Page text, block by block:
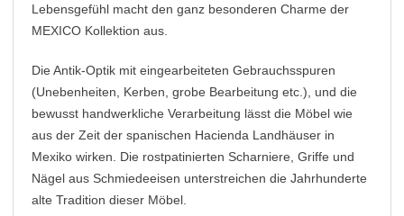
Lebensgefühl macht den ganz besonderen Charme der
MEXICO Kollektion aus.
Die Antik-Optik mit eingearbeiteten Gebrauchsspuren
(Unebenheiten, Kerben, grobe Bearbeitung etc.), und die
bewusst handwerkliche Verarbeitung lässt die Möbel wie
aus der Zeit der spanischen Hacienda Landhäuser in
Mexiko wirken. Die rostpatinierten Scharniere, Griffe und
Nägel aus Schmiedeeisen unterstreichen die Jahrhunderte
alte Tradition dieser Möbel.